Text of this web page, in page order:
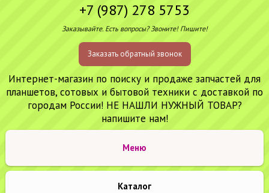
+7 (987) 278 5753
Заказывайте. Есть вопросы? Звоните! Пишите!
Заказать обратный звонок
Интернет-магазин по поиску и продаже запчастей для
планшетов, сотовых и бытовой техники с доставкой по
городам России! НЕ НАШЛИ НУЖНЫЙ ТОВАР?
напишите нам!
Каталог